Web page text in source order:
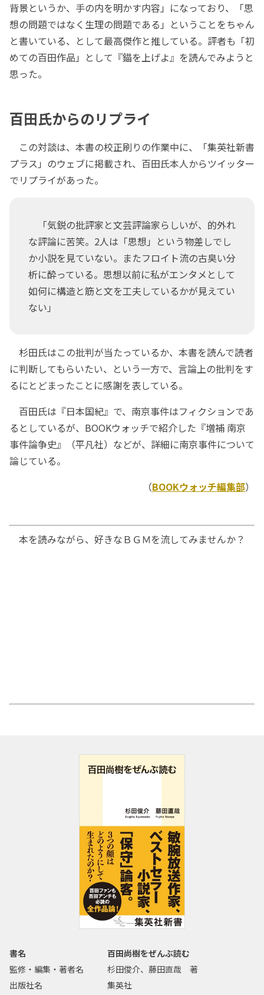
背景というか、手の内を明かす内容」になっており、「思
想の問題ではなく生理の問題である」ということをちゃん
と書いている、として最高傑作と推している。評者も「初
めての百田作品」として『錨を上げよ』を読んでみようと
思った。
百田氏からのリプライ
この対談は、本書の校正刷りの作業中に、「集英社新書
プラス」のウェブに掲載され、百田氏本人からツイッター
でリプライがあった。
「気鋭の批評家と文芸評論家らしいが、的外れ
な評論に苦笑。2人は「思想」という物差しでし
か小説を見ていない。またフロイト流の古臭い分
析に酔っている。思想以前に私がエンタメとして
如何に構造と筋と文を工夫しているかが見えてい
ない」
杉田氏はこの批判が当たっているか、本書を読んで読者
に判断してもらいたい、という一方で、言論上の批判をす
るにとどまったことに感謝を表している。
百田氏は『日本国紀』で、南京事件はフィクションであ
るとしているが、BOOKウォッチで紹介した『増補 南京
事件論争史』（平凡社）などが、詳細に南京事件について
論じている。
（BOOKウォッチ編集部）
本を読みながら、好きなＢＧＭを流してみませんか？
書名
百田尚樹をぜんぶ読む
監修・編集・著者名
杉田俊介、藤田直哉 著
出版社名
集英社